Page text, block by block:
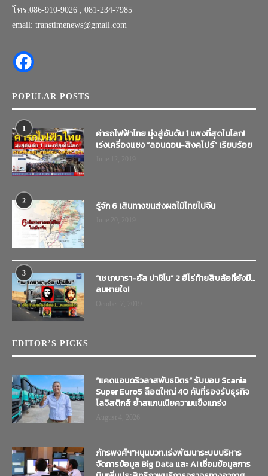
โทร.086-910-9026 , 081-234-7985
email: transtimenews@gmail.com
POPULAR POSTS
1
ค่ารถไฟฟ้าไทย มุ่งสู่อันดับ 1 แพงที่สุดในโลก!
เร่งเครื่องแซง “ลอนดอน-สิงคโปร์” เรียบร้อย
2 รู้จัก 6 เส้นทางขนส่งผลไม้ไทยไปจีน
3
“เช เกบารา-อัล ปาชิโน” 2 ฮีโร่ท้ายสิบล้อที่ยังมี…
ลมหายใจ!
EDITOR’S PICKS
“แคดแอนดริวลาสพันธมิตร” รับมอบ Scania
Super Euro5 ล็อตใหญ่ 40 คันที่รองรับธุรกิจ
โลจิสติกส์ ย้ำสแกนเนียความแข็งแกร่ง
ภัทรพงศ์ฯ”หนุนบวท.เร่งพัฒนาระบบบริหาร
จัดการข้อมูล Big Data และ AI เชื่อมข้อมูลการ